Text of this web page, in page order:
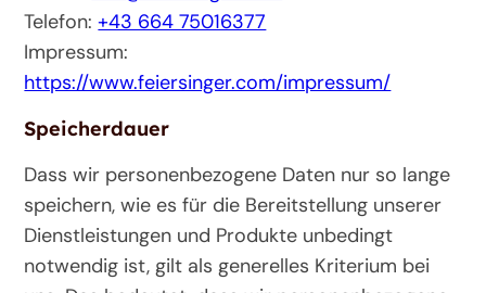
Telefon:+43 664 75016377
Impressum:
https://www.feiersinger.com/impressum/
Speicherdauer
Dass wir personenbezogene Daten nur so lange
speichern, wie es für die Bereitstellung unserer
Dienstleistungen und Produkte unbedingt
notwendig ist, gilt als generelles Kriterium bei